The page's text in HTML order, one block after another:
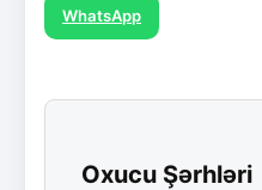
WhatsApp
Oxucu Şərhləri